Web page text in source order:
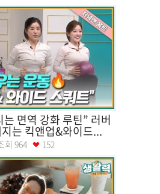
면역 강화 루틴” 러버
는 킥앤업&와이드...
회 964 152